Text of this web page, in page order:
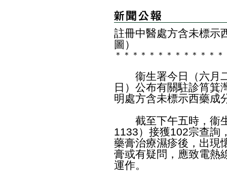
註冊中醫處方含未標示
圖）
＊ ＊ ＊ ＊ ＊ ＊ ＊ ＊ ＊ ＊ ＊ ＊ ＊
衞生署今日（六月二
日）公布有關駐診筲箕
明處方含未標示西藥成
截至下午五時，衞生
1133）接獲102宗查詢
藥膏治療濕疹後，出現
膏或有疑問，應致電熱
運作。